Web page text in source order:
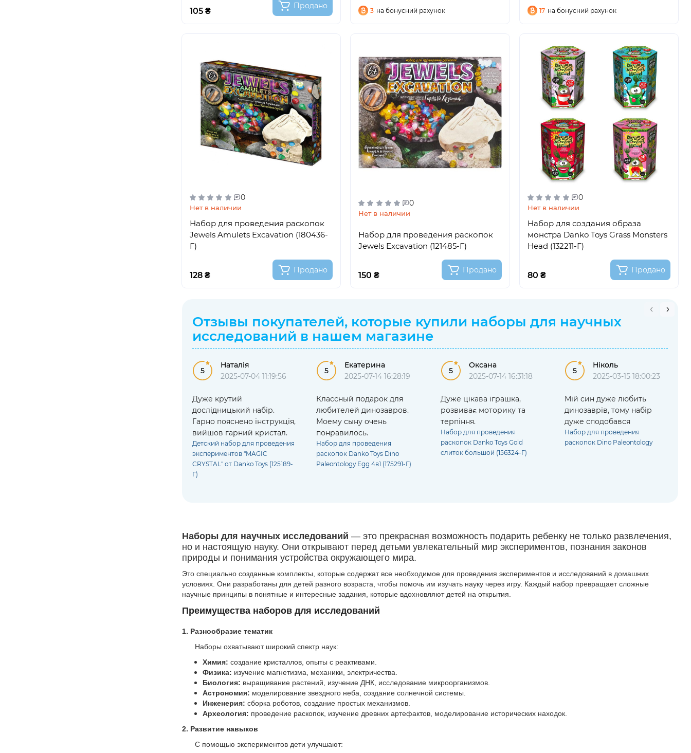
105 ₴
Продано
3 на бонусний рахунок 17 на бонусний рахунок
0
Нет в наличии
Набор для проведения раскопок
Jewels Amulets Excavation (180436-
Г)
128 ₴
Продано
0
Нет в наличии
Набор для проведения раскопок
Jewels Excavation (121485-Г)
150 ₴
Продано
0
Нет в наличии
Набор для создания образа
монстра Danko Toys Grass Monsters
Head (132211-Г)
80 ₴
Продано
Отзывы покупателей, которые купили наборы для научных
исследований в нашем магазине
5
Наталія
2025-07-04 11:19:56
Дуже крутий
дослідницький набір.
Гарно пояснено інструкція,
вийшов гарний кристал.
Детский набор для проведения
экспериментов "MAGIC
CRYSTAL" от Danko Toys (125189-
Г)
5
Екатерина
2025-07-14 16:28:19
Классный подарок для
любителей динозавров.
Моему сыну очень
понравилось.
Набор для проведения
раскопок Danko Toys Dino
Paleontology Egg 4в1 (175291-Г)
5
Оксана
2025-07-14 16:31:18
Дуже цікава іграшка,
розвиває моторику та
терпіння.
Набор для проведения
раскопок Danko Toys Gold
слиток большой (156324-Г)
5
Ніколь
2025-03-15 18:00:23
Мій син дуже любить
динозаврів, тому набір
дуже сподобався
Набор для проведения
раскопок Dino Paleontology
Наборы для научных исследований — это прекрасная возможность подарить ребенку не только развлечения,
но и настоящую науку. Они открывают перед детьми увлекательный мир экспериментов, познания законов
природы и понимания устройства окружающего мира.
Это специально созданные комплекты, которые содержат все необходимое для проведения экспериментов и исследований в домашних
условиях. Они разработаны для детей разного возраста, чтобы помочь им изучать науку через игру. Каждый набор превращает сложные
научные принципы в понятные и интересные задания, которые вдохновляют детей на открытия.
Преимущества наборов для исследований
1. Разнообразие тематик
Наборы охватывают широкий спектр наук:
Химия: создание кристаллов, опыты с реактивами.
Физика: изучение магнетизма, механики, электричества.
Биология: выращивание растений, изучение ДНК, исследование микроорганизмов.
Астрономия: моделирование звездного неба, создание солнечной системы.
Инженерия: сборка роботов, создание простых механизмов.
Археология: проведение раскопок, изучение древних артефактов, моделирование исторических находок.
2. Развитие навыков
С помощью экспериментов дети улучшают: